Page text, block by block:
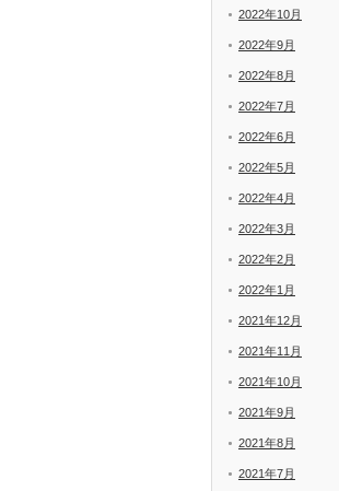
2022年10月
2022年9月
2022年8月
2022年7月
2022年6月
2022年5月
2022年4月
2022年3月
2022年2月
2022年1月
2021年12月
2021年11月
2021年10月
2021年9月
2021年8月
2021年7月